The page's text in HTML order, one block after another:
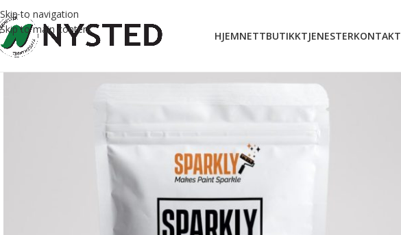
Skip to navigation
Skip to main content
HJEMNETTBUTIKKTJENESTERKONTAKT